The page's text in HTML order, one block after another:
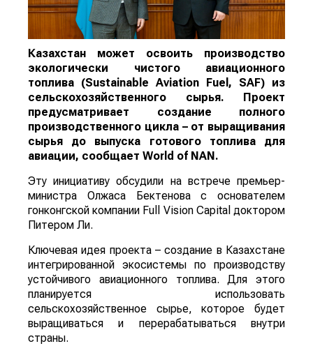
Казахстан может освоить производство
экологически чистого авиационного
топлива (Sustainable Aviation Fuel, SAF) из
сельскохозяйственного сырья. Проект
предусматривает создание полного
производственного цикла – от выращивания
сырья до выпуска готового топлива для
авиации, сообщает World of NAN.
Эту инициативу обсудили на встрече премьер-
министра Олжаса Бектенова с основателем
гонконгской компании Full Vision Capital доктором
Питером Ли.
Ключевая идея проекта – создание в Казахстане
интегрированной экосистемы по производству
устойчивого авиационного топлива. Для этого
планируется использовать
сельскохозяйственное сырье, которое будет
выращиваться и перерабатываться внутри
страны.